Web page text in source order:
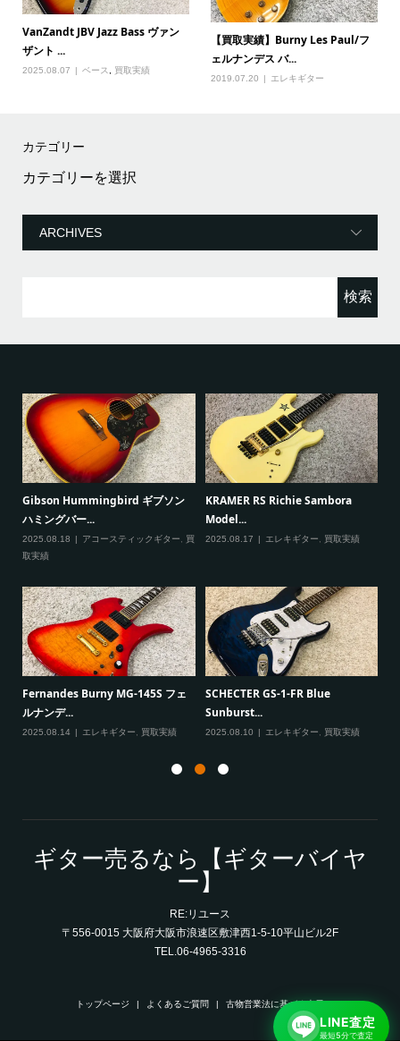
VanZandt JBV Jazz Bass ヴァン
ザント ...
2025.08.07 ベース 買取実績
【買取実績】Burny Les Paul/フ
ェルナンデス バ...
2019.07.20 エレキギター
カテゴリー
カ
テ
リ
Gibson Hummingbird ギブソン
ハミングバー...
2025.08.18 アコースティックギター
買
取実績
KRAMER RS Richie Sambora
Model...
2025.08.17 エレキギター 買取実績
Fernandes Burny MG-145S フェ
ルナンデ...
2025.08.14 エレキギター 買取実績
SCHECTER GS-1-FR Blue
Sunburst...
2025.08.10 エレキギター 買取実績
ギター売るなら【ギターバイヤ
ー】
RE:リユース
〒556-0015 大阪府大阪市浪速区敷津西1-5-10平山ビル2F
TEL.06-4965-3316
トップページ よくあるご質問 古物営業法に基づく表示
LINE査定
最短5分で査定